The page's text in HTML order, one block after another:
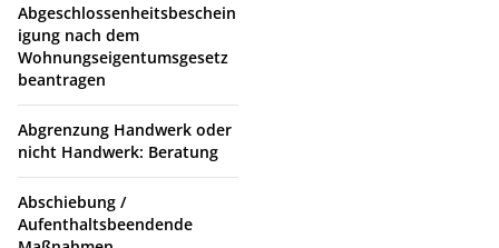
Abgeschlossenheitsbeschein
igung nach dem
Wohnungseigentumsgesetz
beantragen
Abgrenzung Handwerk oder
nicht Handwerk: Beratung
Abschiebung /
Aufenthaltsbeendende